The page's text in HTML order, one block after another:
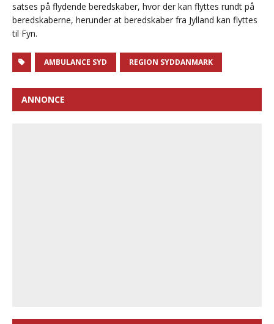
satses på flydende beredskaber, hvor der kan flyttes rundt på
beredskaberne, herunder at beredskaber fra Jylland kan flyttes
til Fyn.
AMBULANCE SYD REGION SYDDANMARK
ANNONCE